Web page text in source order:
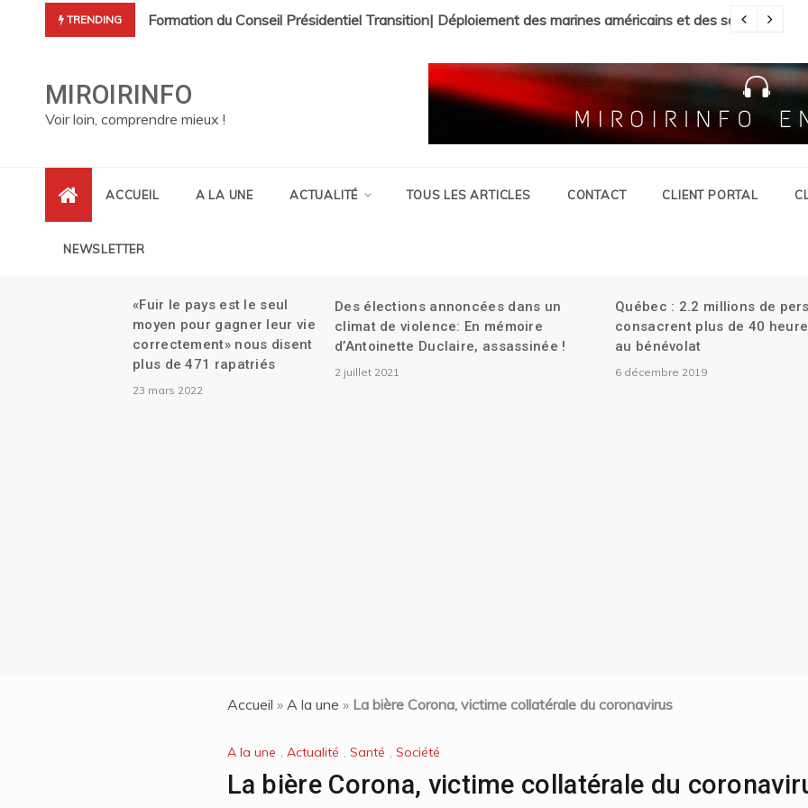
TRENDING
leur représentant au CEP.
démission| Le Canada se réjouit de l’investiture du Conseil Présidentiel| La Faculté de Médecine vandalisée.
Formation du Conseil Présidentiel Transition| Déploiement des marines américains et des soldats
MIROIRINFO
Voir loin, comprendre mieux !
ACCUEIL A LA UNE ACTUALITÉ TOUS LES ARTICLES CONTACT CLIENT PORTAL
NEWSLETTER
«Fuir le pays est le seul
moyen pour gagner leur vie
correctement» nous disent
plus de 471 rapatriés
23 mars 2022
Des élections annoncées dans un
climat de violence: En mémoire
d’Antoinette Duclaire, assassinée !
2 juillet 2021
Québec : 2.2 millions de
consacrent plus de 40
au bénévolat
6 décembre 2019
Accueil » A la une » La bière Corona, victime collatérale du coronavirus
A la une , Actualité , Santé , Société
La bière Corona, victime collatérale du